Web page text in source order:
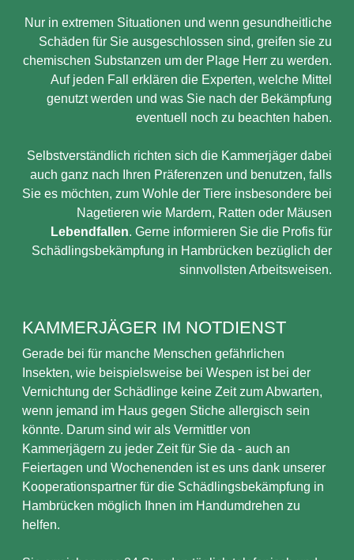
Nur in extremen Situationen und wenn gesundheitliche
Schäden für Sie ausgeschlossen sind, greifen sie zu
chemischen Substanzen um der Plage Herr zu werden.
Auf jeden Fall erklären die Experten, welche Mittel
genutzt werden und was Sie nach der Bekämpfung
eventuell noch zu beachten haben.
Selbstverständlich richten sich die Kammerjäger dabei
auch ganz nach Ihren Präferenzen und benutzen, falls
Sie es möchten, zum Wohle der Tiere insbesondere bei
Nagetieren wie Mardern, Ratten oder Mäusen
Lebendfallen. Gerne informieren Sie die Profis für
Schädlingsbekämpfung in Hambrücken bezüglich der
sinnvollsten Arbeitsweisen.
KAMMERJÄGER IM NOTDIENST
Gerade bei für manche Menschen gefährlichen
Insekten, wie beispielsweise bei Wespen ist bei der
Vernichtung der Schädlinge keine Zeit zum Abwarten,
wenn jemand im Haus gegen Stiche allergisch sein
könnte. Darum sind wir als Vermittler von
Kammerjägern zu jeder Zeit für Sie da - auch an
Feiertagen und Wochenenden ist es uns dank unserer
Kooperationspartner für die Schädlingsbekämpfung in
Hambrücken möglich Ihnen im Handumdrehen zu
helfen.